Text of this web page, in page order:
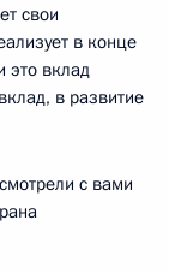
свои
в конце
это вклад
в развитие
с вами